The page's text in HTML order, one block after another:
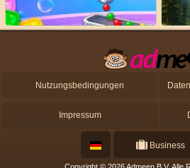
Nutzungsbedingungen
Impressum
Business